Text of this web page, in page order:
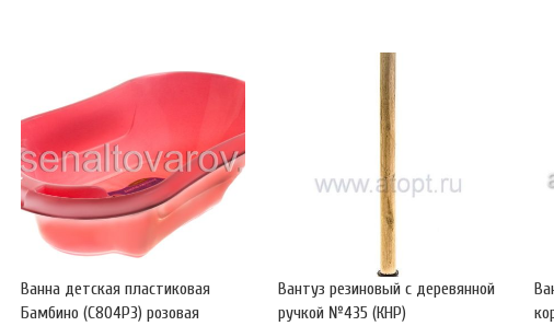
Ванна детская пластиковая
Бамбино (С804РЗ) розовая
Вантуз резиновый с деревянной
ручкой №435 (КНР)